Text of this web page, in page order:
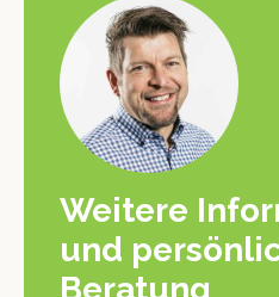
Weitere
und